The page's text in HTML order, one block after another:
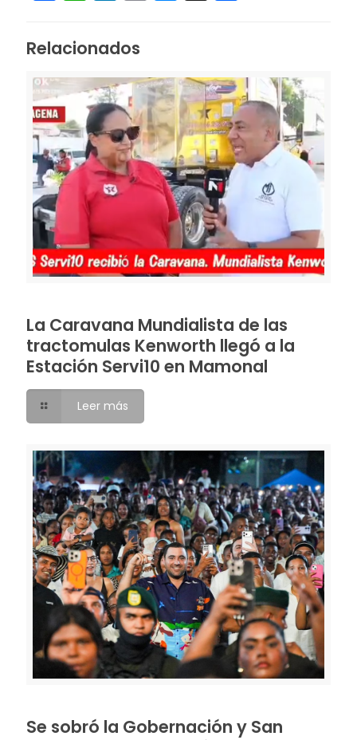
Relacionados
La Caravana Mundialista de las
tractomulas Kenworth llegó a la
Estación Servi10 en Mamonal
Leer más
Se sobró la Gobernación y San